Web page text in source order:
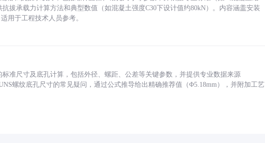
抗拔承载力计算方法和典型数值（如混凝土强度C30下设计值约80kN）。内容涵盖安装
用于工程技术人员参考。
标准尺寸及底孔计算，包括外径、螺距、公差等关键参数，并提供专业数据来源
螺纹底孔尺寸的常见疑问，通过公式推导给出精确推荐值（Φ5.18mm），并附加工艺